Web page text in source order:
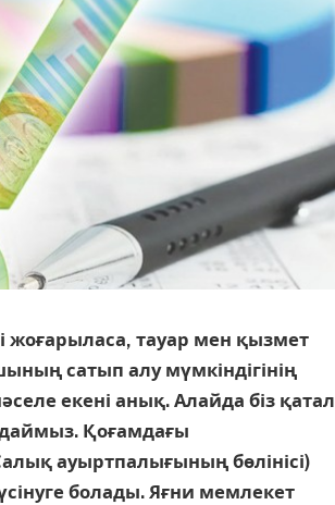
тауар мен қызмет
сатып алу мүмкіндігінің
екені анық. Алайда біз қатал
Қоғамдағы
ауыртпалығының бөлінісі)
болады. Яғни мемлекет